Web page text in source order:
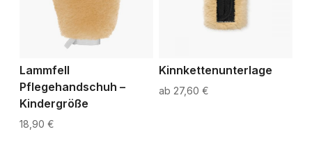
Lammfell
Pflegehandschuh –
Kindergröße
18,90 €
Kinnkettenunterlage
27,60 €